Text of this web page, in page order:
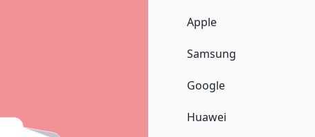
Apple
Samsung
Google
Huawei